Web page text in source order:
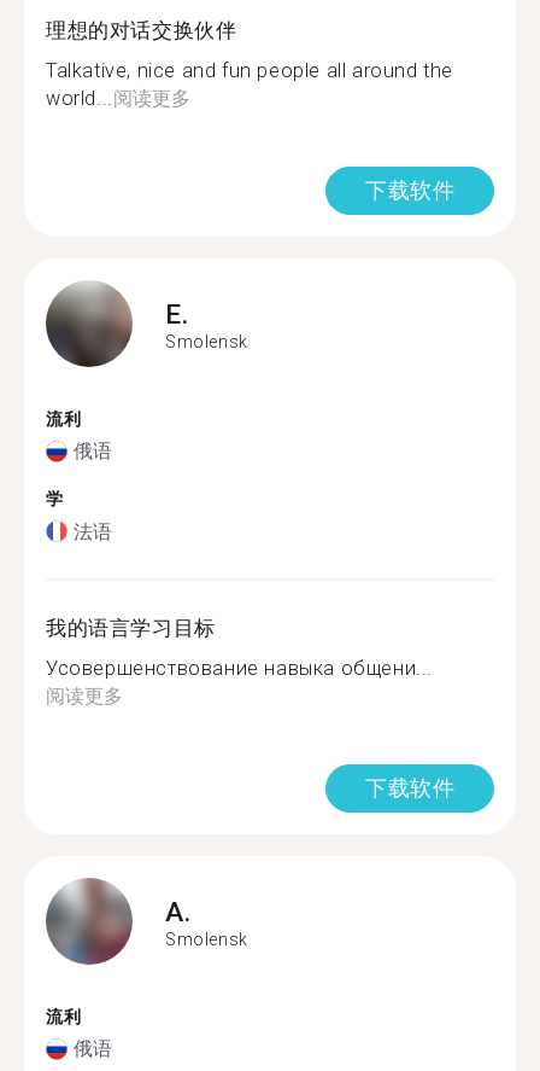
理想的对话交换伙伴
Talkative, nice and fun people all around the
world... 阅读更多
下载软件
E.
Smolensk
流利
俄语
学
法语
我的语言学习目标
Усовершенствование навыка общени...
阅读更多
下载软件
A.
Smolensk
流利
俄语